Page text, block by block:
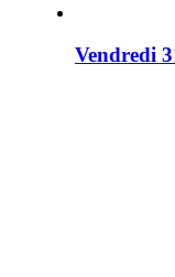
Vendredi